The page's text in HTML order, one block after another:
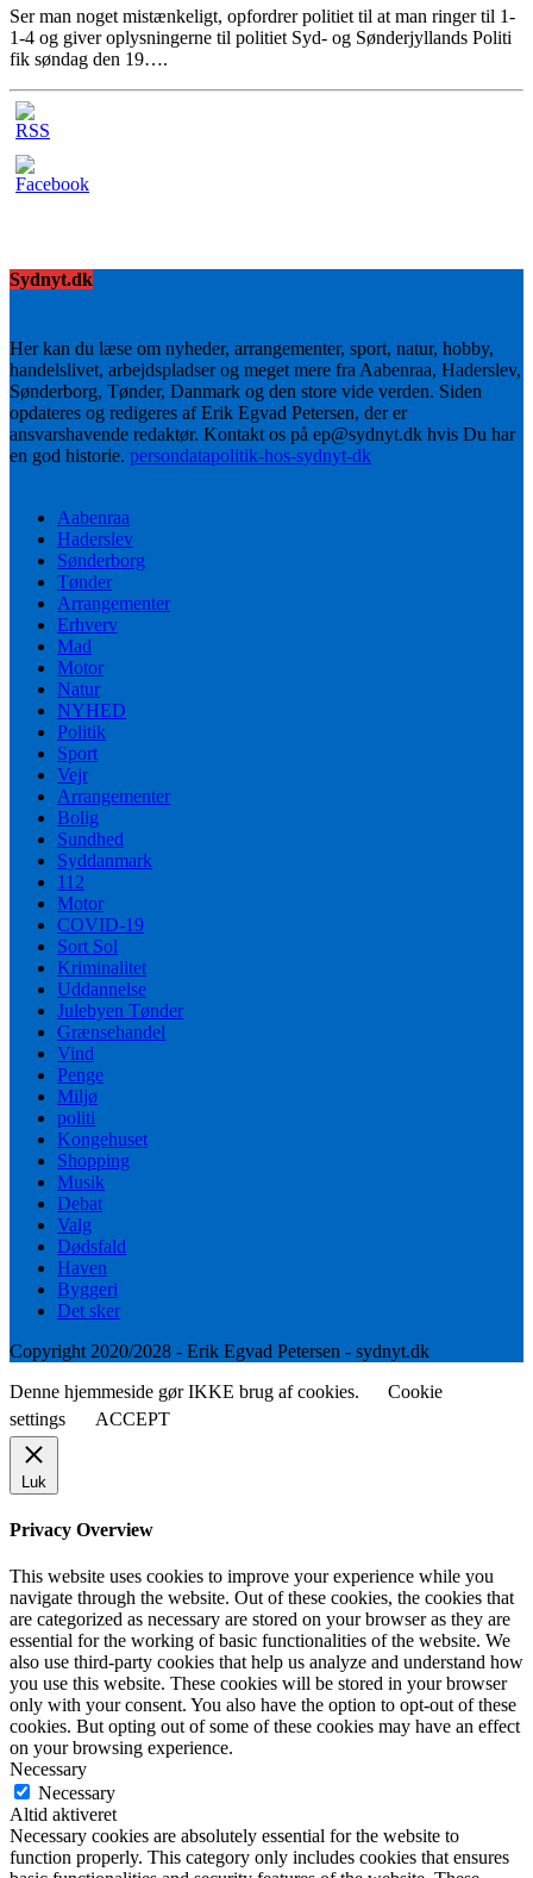
Ser man noget mistænkeligt, opfordrer politiet til at man ringer til 1-
1-4 og giver oplysningerne til politiet Syd- og Sønderjyllands Politi
fik søndag den 19….
Sydnyt.dk
Her kan du læse om nyheder, arrangementer, sport, natur, hobby,
handelslivet, arbejdspladser og meget mere fra Aabenraa, Haderslev,
Sønderborg, Tønder, Danmark og den store vide verden. Siden
opdateres og redigeres af Erik Egvad Petersen, der er
ansvarshavende redaktør. Kontakt os på ep@sydnyt.dk hvis Du har
en god historie. persondatapolitik-hos-sydnyt-dk
Aabenraa
Haderslev
Sønderborg
Tønder
Arrangementer
Erhverv
Mad
Motor
Natur
NYHED
Politik
Sport
Vejr
Arrangementer
Bolig
Sundhed
Syddanmark
112
Motor
COVID-19
Sort Sol
Kriminalitet
Uddannelse
Julebyen Tønder
Grænsehandel
Vind
Penge
Miljø
politi
Kongehuset
Shopping
Musik
Debat
Valg
Dødsfald
Haven
Byggeri
Det sker
Copyright 2020/2028 - Erik Egvad Petersen - sydnyt.dk
Denne hjemmeside gør IKKE brug af cookies.
Cookie
settings
ACCEPT
Luk
Privacy Overview
This website uses cookies to improve your experience while you
navigate through the website. Out of these cookies, the cookies that
are categorized as necessary are stored on your browser as they are
essential for the working of basic functionalities of the website. We
also use third-party cookies that help us analyze and understand how
you use this website. These cookies will be stored in your browser
only with your consent. You also have the option to opt-out of these
cookies. But opting out of some of these cookies may have an effect
on your browsing experience.
Necessary
Necessary
Altid aktiveret
Necessary cookies are absolutely essential for the website to
function properly. This category only includes cookies that ensures